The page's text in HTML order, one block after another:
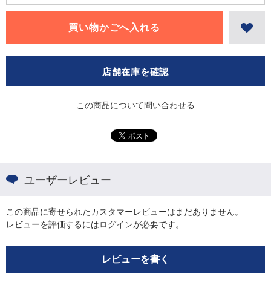
店舗在庫を確認
この商品について問い合わせる
ユーザーレビュー
この商品に寄せられたカスタマーレビューはまだありません。
レビューを評価するにはログインが必要です。
レビューを書く